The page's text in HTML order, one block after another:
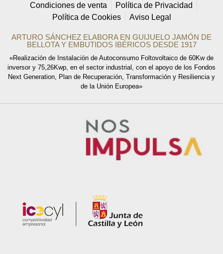
Condiciones de venta
Política de Privacidad
Política de Cookies
Aviso Legal
ARTURO SÁNCHEZ ELABORA EN GUIJUELO JAMÓN DE
BELLOTA Y EMBUTIDOS IBÉRICOS DESDE 1917
«Realización de Instalación de Autoconsumo Foltovoltaico de 60Kw de
inversor y 75,26Kwp, en el sector industrial, con el apoyo de los Fondos
Next Generation, Plan de Recuperación, Transformación y Resiliencia y
de la Unión Europea»